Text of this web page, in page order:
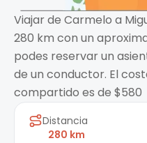
Viajar de Carmelo a
280 km con un
podes reservar un
de un conductor. El
compartido es de $580
Distancia
280 km